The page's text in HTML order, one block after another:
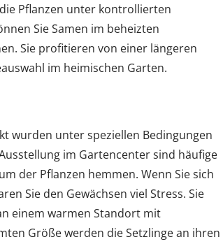
Pflanzen unter kontrollierten
Sie Samen im beheizten
Sie profitieren von einer längeren
im heimischen Garten.
wurden unter speziellen Bedingungen
im Gartencenter sind häufige
der Pflanzen hemmen. Wenn Sie sich
Sie den Gewächsen viel Stress. Sie
einem warmen Standort mit
Größe werden die Setzlinge an ihren